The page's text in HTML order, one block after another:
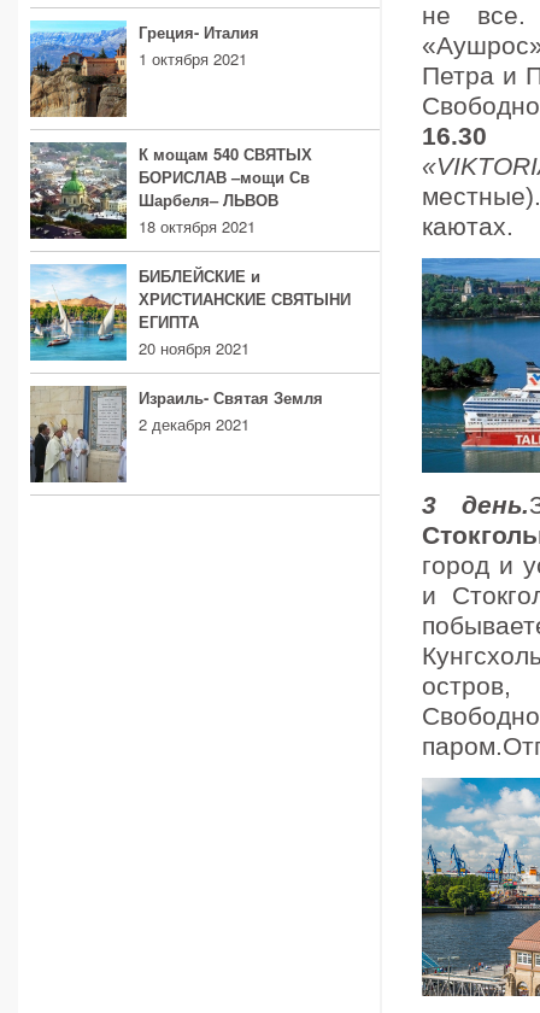
не все.
Петра и
каютах.
3 день.
город и
и
Греция- Италия
1 октября 2021
К мощам 540 СВЯТЫХ
БОРИСЛАВ –мощи Св
Шарбеля– ЛЬВОВ
18 октября 2021
БИБЛЕЙСКИЕ и
ХРИСТИАНСКИЕ СВЯТЫНИ
ЕГИПТА
20 ноября 2021
Израиль- Святая Земля
2 декабря 2021